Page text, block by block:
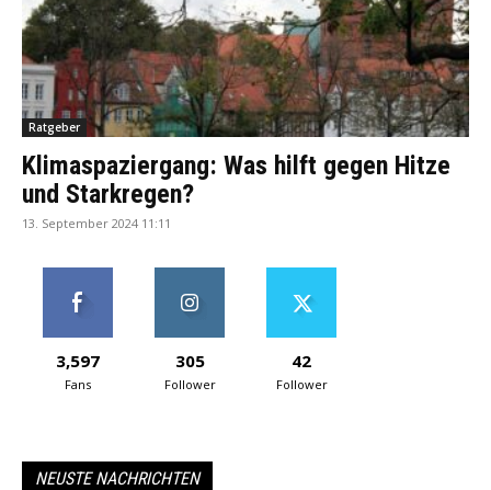
Ratgeber
Klimaspaziergang: Was hilft gegen Hitze
und Starkregen?
13. September 2024 11:11
3,597
Fans
305
Follower
42
Follower
NEUSTE NACHRICHTEN